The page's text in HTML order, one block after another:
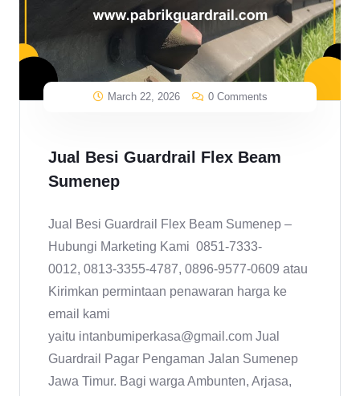
March 22, 2026 0 Comments
Jual Besi Guardrail Flex Beam
Sumenep
Jual Besi Guardrail Flex Beam Sumenep –
Hubungi Marketing Kami 0851-7333-
0012, 0813-3355-4787, 0896-9577-0609 atau
Kirimkan permintaan penawaran harga ke
email kami
yaitu intanbumiperkasa@gmail.com Jual
Guardrail Pagar Pengaman Jalan Sumenep
Jawa Timur. Bagi warga Ambunten, Arjasa,